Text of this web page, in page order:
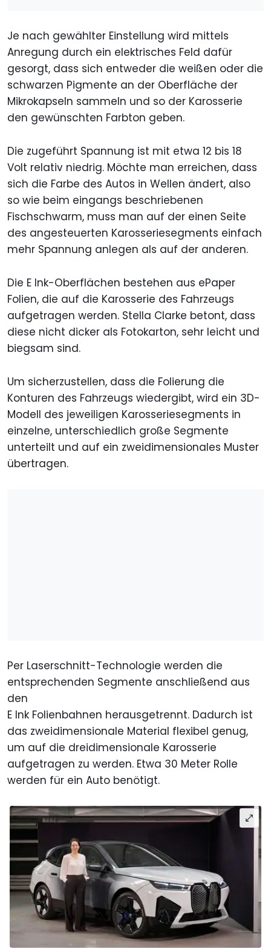
Je nach gewählter Einstellung wird mittels
Anregung durch ein elektrisches Feld dafür
gesorgt, dass sich entweder die weißen oder die
schwarzen Pigmente an der Oberfläche der
Mikrokapseln sammeln und so der Karosserie
den gewünschten Farbton geben.
Die zugeführt Spannung ist mit etwa 12 bis 18
Volt relativ niedrig. Möchte man erreichen, dass
sich die Farbe des Autos in Wellen ändert, also
so wie beim eingangs beschriebenen
Fischschwarm, muss man auf der einen Seite
des angesteuerten Karosseriesegments einfach
mehr Spannung anlegen als auf der anderen.
Die E Ink-Oberflächen bestehen aus ePaper
Folien, die auf die Karosserie des Fahrzeugs
aufgetragen werden. Stella Clarke betont, dass
diese nicht dicker als Fotokarton, sehr leicht und
biegsam sind.
Um sicherzustellen, dass die Folierung die
Konturen des Fahrzeugs wiedergibt, wird ein 3D-
Modell des jeweiligen Karosseriesegments in
einzelne, unterschiedlich große Segmente
unterteilt und auf ein zweidimensionales Muster
übertragen.
Per Laserschnitt-Technologie werden die
entsprechenden Segmente anschließend aus
den
E Ink Folienbahnen herausgetrennt. Dadurch ist
das zweidimensionale Material flexibel genug,
um auf die dreidimensionale Karosserie
aufgetragen zu werden. Etwa 30 Meter Rolle
werden für ein Auto benötigt.